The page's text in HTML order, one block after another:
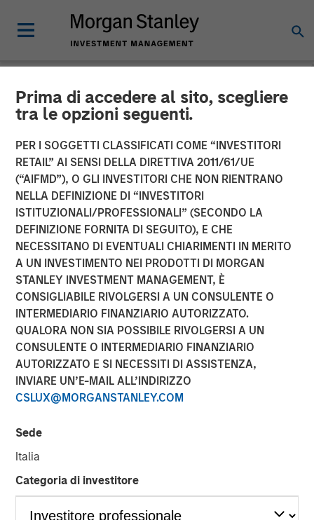
Prima di accedere al sito, scegliere
tra le opzioni seguenti.
PER I SOGGETTI CLASSIFICATI COME “INVESTITORI
RETAIL” AI SENSI DELLA DIRETTIVA 2011/61/UE
(“AIFMD”), O GLI INVESTITORI CHE NON RIENTRANO
NELLA DEFINIZIONE DI “INVESTITORI
ISTITUZIONALI/PROFESSIONALI” (SECONDO LA
DEFINIZIONE FORNITA DI SEGUITO), E CHE
NECESSITANO DI EVENTUALI CHIARIMENTI IN MERITO
A UN INVESTIMENTO NEI PRODOTTI DI MORGAN
STANLEY INVESTMENT MANAGEMENT, È
CONSIGLIABILE RIVOLGERSI A UN CONSULENTE O
INTERMEDIARIO FINANZIARIO AUTORIZZATO.
QUALORA NON SIA POSSIBILE RIVOLGERSI A UN
CONSULENTE O INTERMEDIARIO FINANZIARIO
AUTORIZZATO E SI NECESSITI DI ASSISTENZA,
INVIARE UN’E-MAIL ALL’INDIRIZZO
CSLUX@MORGANSTANLEY.COM
Sede
Italia
Categoria di investitore
NEWSROOM
Fisher Container Launches
Company Rebrand to PPC
Flexible Packaging
Fisher Container Holdings, LLC announces rebranding of
subsidiaries to unify corporate identity and reinforce
strong market presence.
26 FEBBRAIO 2018
BUFFALO GROVE, IL — Feb 26, 2018 — 11:00 AM EST
Fisher Container Holdings, LLC (Fisher), a leading provider
industries, today announced the rebranding of its
subsidiaries Fisher Container, LLC and Packaging
Products Corporation, LLC (PPC) into the new entity PPC
Flexible Packaging. The comprehensive rebrand follows